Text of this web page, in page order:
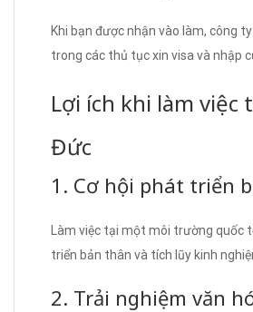
Khi bạn được nhận vào làm, công
trong các thủ tục xin visa và nhập
Lợi ích khi làm việc
Đức
1. Cơ hội phát triển
Làm việc tại một môi trường quốc
triển bản thân và tích lũy kinh
2. Trải nghiệm văn